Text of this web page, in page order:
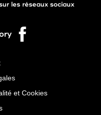
les réseaux sociaux
et Cookies